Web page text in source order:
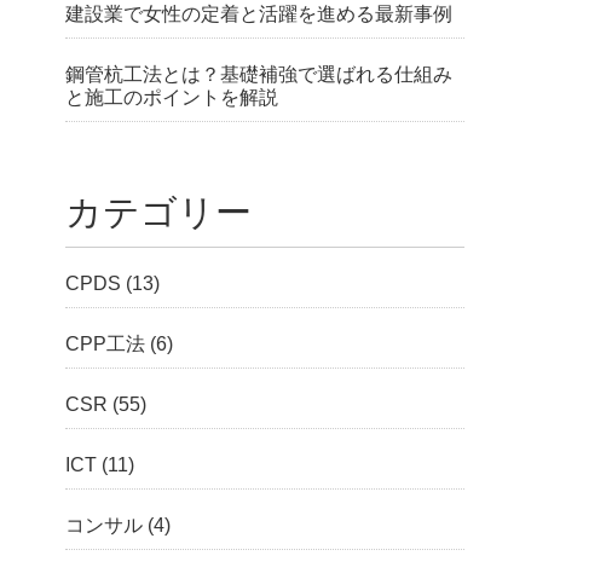
建設業で女性の定着と活躍を進める最新事例
鋼管杭工法とは？基礎補強で選ばれる仕組み
と施工のポイントを解説
カテゴリー
CPDS (13)
CPP工法 (6)
CSR (55)
ICT (11)
コンサル (4)